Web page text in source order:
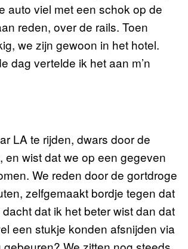
auto viel met een schok op de
reden, over de rails. Toen
we zijn gewoon in het hotel.
dag vertelde ik het aan m’n
LA te rijden, dwars door de
wist dat we op een gegeven
We reden door de gortdroge
zelfgemaakt bordje tegen dat
dat ik het beter wist dan dat
een stukje konden afsnijden via